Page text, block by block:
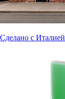
Сделано с Италией